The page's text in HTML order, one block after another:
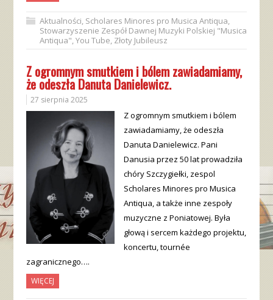
Aktualności, Scholares Minores pro Musica Antiqua,
Stowarzyszenie Zespół Dawnej Muzyki Polskiej "Musica
Antiqua",You Tube, Złoty Jubileusz
Z ogromnym smutkiem i bólem zawiadamiamy,
że odeszła Danuta Danielewicz.
27 sierpnia 2025
Z ogromnym smutkiem i bólem
zawiadamiamy, że odeszła
Danuta Danielewicz. Pani
Danusia przez 50 lat prowadziła
chóry Szczygiełki, zespol
Scholares Minores pro Musica
Antiqua, a także inne zespoły
muzyczne z Poniatowej. Była
głową i sercem każdego projektu,
koncertu, tournée
zagranicznego….
WIĘCEJ